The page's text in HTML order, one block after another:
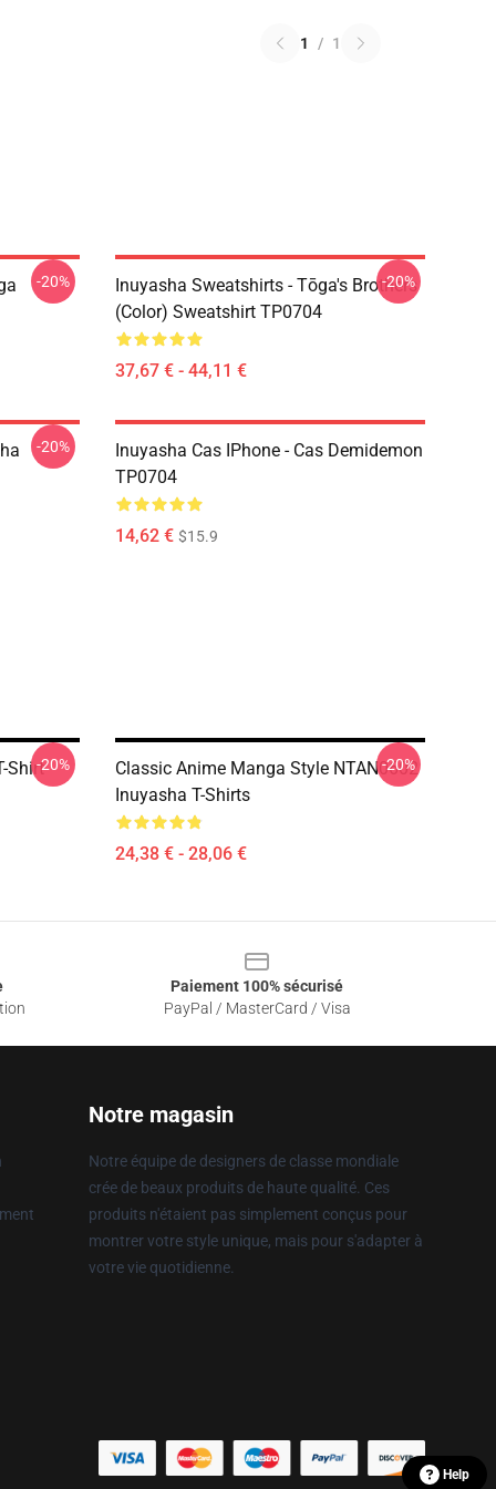
1 / 1
-20%
Inuyasha Sweatshirts - Tōga's Brothers
(color) Sweatshirt TP0704
37,67 € - 44,11 €
-20%
-20%
Inuyasha Cas IPhone - Cas Demidemon
TP0704
14,62 € $15.9
Shirt-20%
Classic Anime Manga Style NTAN0602
Inuyasha T-Shirts
24,38 € - 28,06 €
-20%
Paiement 100% sécurisé
PayPal / MasterCard / Visa
Notre magasin
Notre équipe de designers de classe mondiale
crée de beaux produits de haute qualité. Ces
produits n'étaient pas simplement conçus pour
montrer votre style unique, mais pour s'adapter à
votre vie quotidienne.
Help